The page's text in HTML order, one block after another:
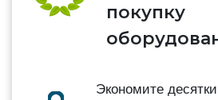
покупку
Экономите